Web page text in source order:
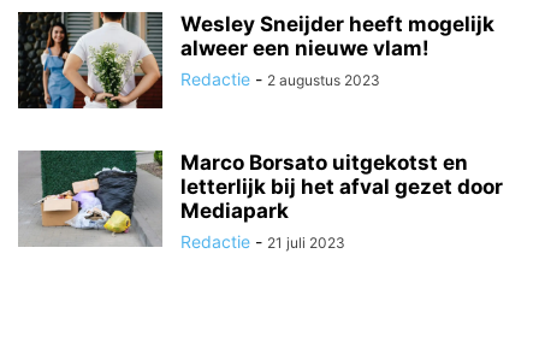
Wesley Sneijder heeft mogelijk
alweer een nieuwe vlam!
Redactie - 2 augustus 2023
Marco Borsato uitgekotst en
letterlijk bij het afval gezet door
Mediapark
Redactie - 21 juli 2023